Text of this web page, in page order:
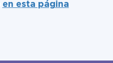
en esta página